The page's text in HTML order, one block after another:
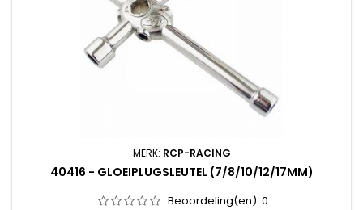
MERK: RCP-RACING
40416 - GLOEIPLUGSLEUTEL (7/8/10/12/17MM)
Beoordeling(en): 0